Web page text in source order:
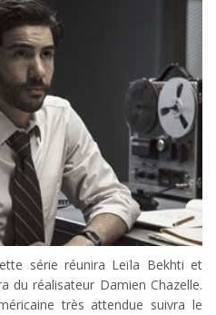
série réunira Leïla Bekhti et
du réalisateur Damien Chazelle.
très attendue suivra le